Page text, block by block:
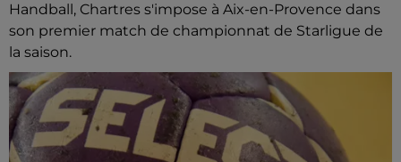
Handball, Chartres s'impose à Aix-en-Provence dans
son premier match de championnat de Starligue de
la saison.